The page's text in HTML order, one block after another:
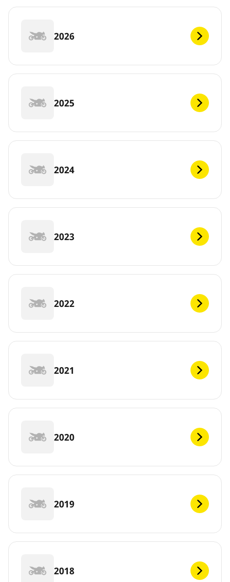
2026
2025
2024
2023
2022
2021
2020
2019
2018